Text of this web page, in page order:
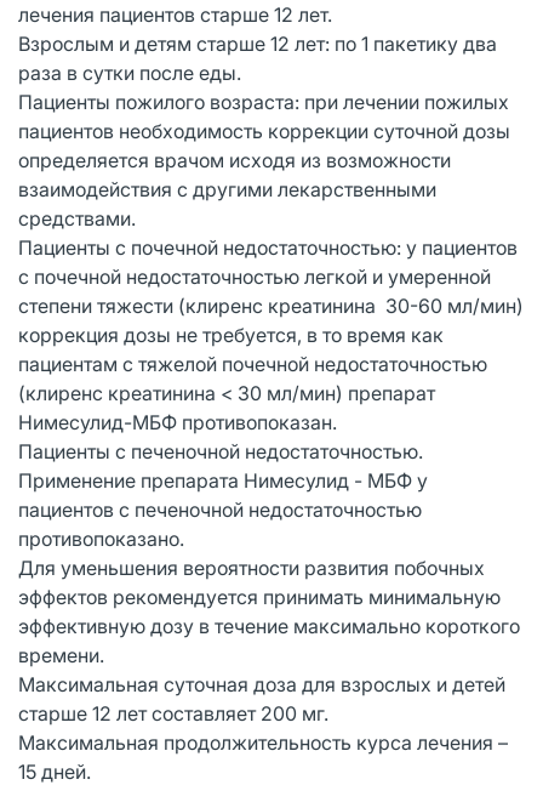
лечения пациентов старше 12 лет.
Взрослым и детям старше 12 лет: по 1 пакетику два
раза в сутки после еды.
Пациенты пожилого возраста: при лечении пожилых
пациентов необходимость коррекции суточной дозы
определяется врачом исходя из возможности
взаимодействия с другими лекарственными
средствами.
Пациенты с почечной недостаточностью: у пациентов
с почечной недостаточностью легкой и умеренной
степени тяжести (клиренс креатинина 30-60 мл/мин)
коррекция дозы не требуется, в то время как
пациентам с тяжелой почечной недостаточностью
(клиренс креатинина < 30 мл/мин) препарат
Нимесулид-МБФ противопоказан.
Пациенты с печеночной недостаточностью.
Применение препарата Нимесулид - МБФ у
пациентов с печеночной недостаточностью
противопоказано.
Для уменьшения вероятности развития побочных
эффектов рекомендуется принимать минимальную
эффективную дозу в течение максимально короткого
времени.
Максимальная суточная доза для взрослых и детей
старше 12 лет составляет 200 мг.
Максимальная продолжительность курса лечения –
15 дней.